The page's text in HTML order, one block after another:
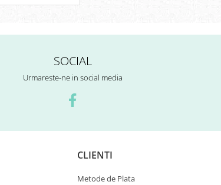
SOCIAL
Urmareste-ne in social media
CLIENTI
Metode de Plata